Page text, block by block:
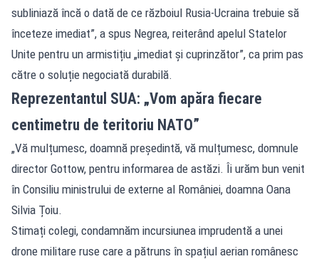
subliniază încă o dată de ce războiul Rusia-Ucraina trebuie să
înceteze imediat”, a spus Negrea, reiterând apelul Statelor
Unite pentru un armistițiu „imediat și cuprinzător”, ca prim pas
către o soluție negociată durabilă.
Reprezentantul SUA: „Vom apăra fiecare
centimetru de teritoriu NATO”
„Vă mulțumesc, doamnă președintă, vă mulțumesc, domnule
director Gottow, pentru informarea de astăzi. Îi urăm bun venit
în Consiliu ministrului de externe al României, doamna Oana
Silvia Țoiu.
Stimați colegi, condamnăm incursiunea imprudentă a unei
drone militare ruse care a pătruns în spațiul aerian românesc